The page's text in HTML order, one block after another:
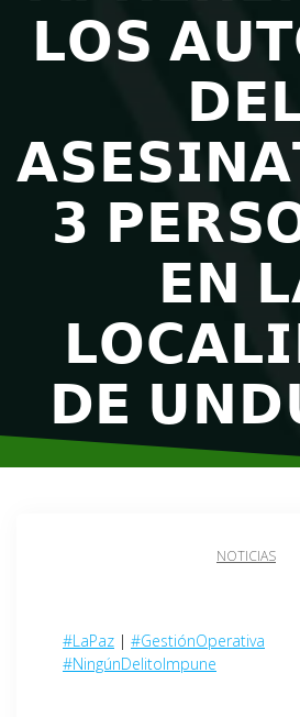
𝗟𝗢𝗦
𝟯
𝗘𝗡
𝗗𝗘
NOTICIAS
#LaPaz | #GestiónOperativa
#NingúnDelitoImpune